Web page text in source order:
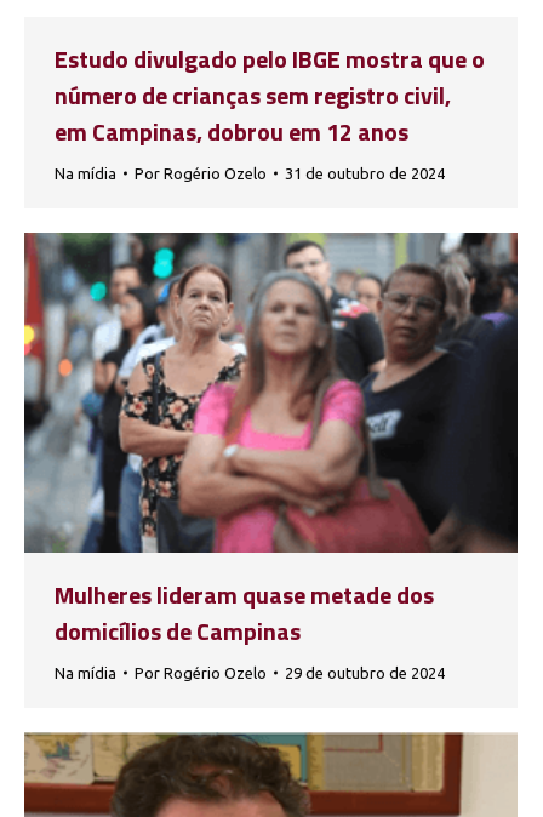
Estudo divulgado pelo IBGE mostra que o
número de crianças sem registro civil,
em Campinas, dobrou em 12 anos
Na mídia Por Rogério Ozelo 31 de outubro de 2024
Mulheres lideram quase metade dos
domicílios de Campinas
Na mídia Por Rogério Ozelo 29 de outubro de 2024